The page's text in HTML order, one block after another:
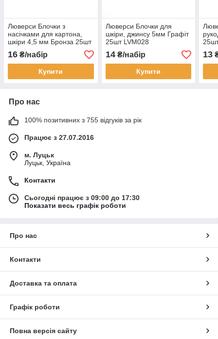
Люверси Блочки з
насічками для картона,
шкіри 4,5 мм Бронза 25шт
з кілечками LVM051
16 ₴/набір
Купити
Люверси Блочки для
шкіри, джинсу 5мм Графіт
25шт LVМ028
14₴/набір
Купити
13
Про нас
100% позитивних з 755 відгуків за рік
Працює з 27.07.2016
м. Луцьк
Луцьк, Україна
Контакти
Сьогодні працює з 09:00 до 17:30
Показати весь графік роботи
Про нас
Контакти
Доставка та оплата
Графік роботи
Повна версія сайту